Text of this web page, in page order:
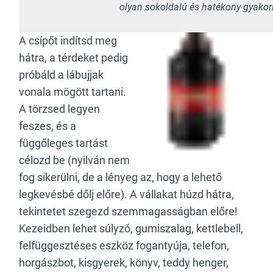
olyan sokoldalú és hatékony
A csípőt indítsd meg
hátra, a térdeket pedig
próbáld a lábujjak
vonala mögött tartani.
A törzsed legyen
feszes, és a
függőleges tartást
célozd be (nyilván nem
fog sikerülni, de a lényeg az, hogy a lehető
legkevésbé dőlj előre). A vállakat húzd hátra,
tekintetet szegezd szemmagasságban előre!
Kezeidben lehet súlyzó, gumiszalag, kettlebell,
felfüggesztéses eszköz fogantyúja, telefon,
horgászbot, kisgyerek, könyv, teddy henger,